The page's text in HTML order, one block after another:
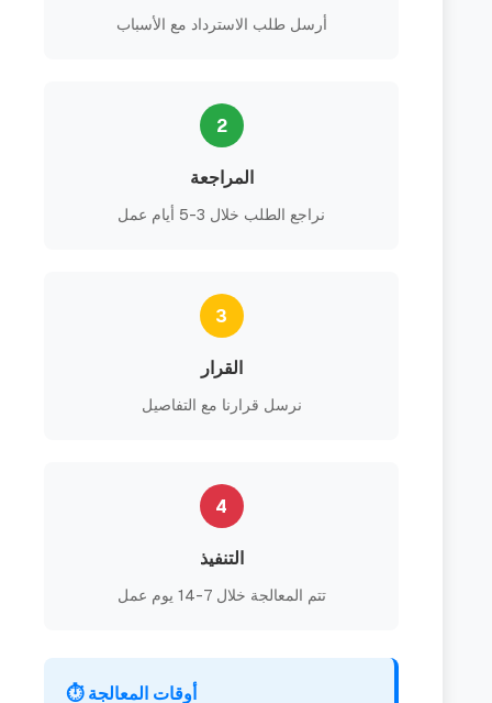
أرسل طلب الاسترداد مع الأسباب
2
المراجعة
نراجع الطلب خلال 3-5 أيام عمل
3
القرار
نرسل قرارنا مع التفاصيل
4
التنفيذ
تتم المعالجة خلال 7-14 يوم عمل
⏱️ أوقات المعالجة